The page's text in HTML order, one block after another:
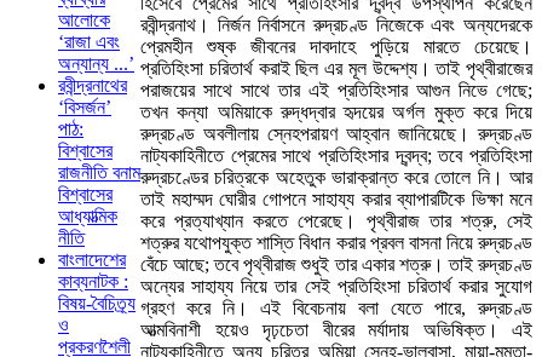
রবীন্দ্রনাথ। নির্জন নির্বাসনে রুদ্রচণ্ড নিজেকে এবং অন্যদেরকে
প্রেমহীন শুষ্ক জীবনের দাবদাহে পুড়িয়ে মারতে চেয়েছে।
প্রতিহিংসা চরিতার্থ করাই ছিল এর মূল উদ্দেশ্য। তাই পৃথ্বীরাজের
পরাজয়ের সাথে সাথে তার এই প্রতিহিংসার আগুন নিভে গেছে;
তখন কন্যা অমিয়াকে রুদ্ধদ্বার হৃদয়ের অর্গল মুক্ত করে দিয়ে
রুদ্রচণ্ড অবলীলায় স্নেহপরায়ণ আহ্বান জানিয়েছে। রুদ্রচণ্ড
নাট্যকাহিনীতে প্রেমের সাথে প্রতিহিংসার দ্বন্দ্ব; তবে প্রতিহিংসা
রুদ্রচণ্ডের চরিত্রকে অহেতুক ভারাক্রান্ত করে তোলে নি। আর
তাই মহাম্মদ ঘোরীর গোপনে সাহায্য করার ব্যাপারটিকে ভিক্ষা মনে
করে প্রত্যাখ্যান করতে পেরেছে। পৃথ্বীরাজ তার শত্রু, সেই
শত্রুর যথোপযুক্ত শাস্তি বিধান করার প্রবল বাসনা নিয়ে রুদ্রচণ্ড
বেঁচে আছে; তবে পৃথ্বীরাজ শুধুই তার একার শত্রু। তাই রুদ্রচণ্ড
অন্যের সাহায্য নিয়ে তার সেই প্রতিহিংসা চরিতার্থ করার সুযোগ
গ্রহণ করে নি। এই বিবেচনায় বলা যেতে পারে, রুদ্রচণ্ড
আত্মবিনাশী হয়েও দৃঢ়চেতা বীরের মর্যাদায় অভিষিক্ত। এই
নাট্যকাহিনীতে অন্য চরিত্র অমিয়া স্নেহ-ভালবাসা, মায়া-মমতা-
আলোকে
‘রাজা এবং
অন্যান্য ...’
রবীন্দ্রনাথের
‘বিসর্জন’
পাঠ:
বিশ্বাসের
রাজনীতি বনাম
বিশ্বাসের
আধ্যাত্মিক
নীতি
বাংলাদেশের
কাব্যনাটক :
বিষয়-বৈচিত্র্য
ও
প্রকরণশৈলী